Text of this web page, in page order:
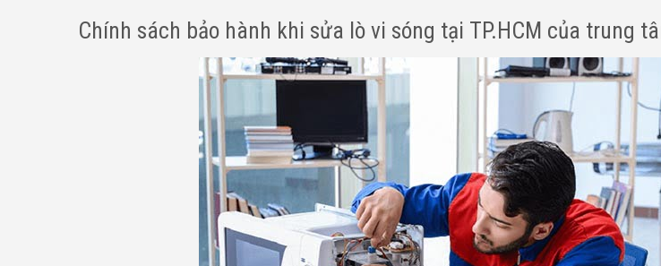
Chính sách bảo hành khi sửa lò vi sóng tại TP.HCM của trung